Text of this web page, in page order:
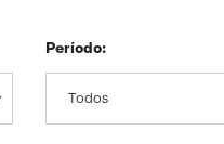
Período:
Todos